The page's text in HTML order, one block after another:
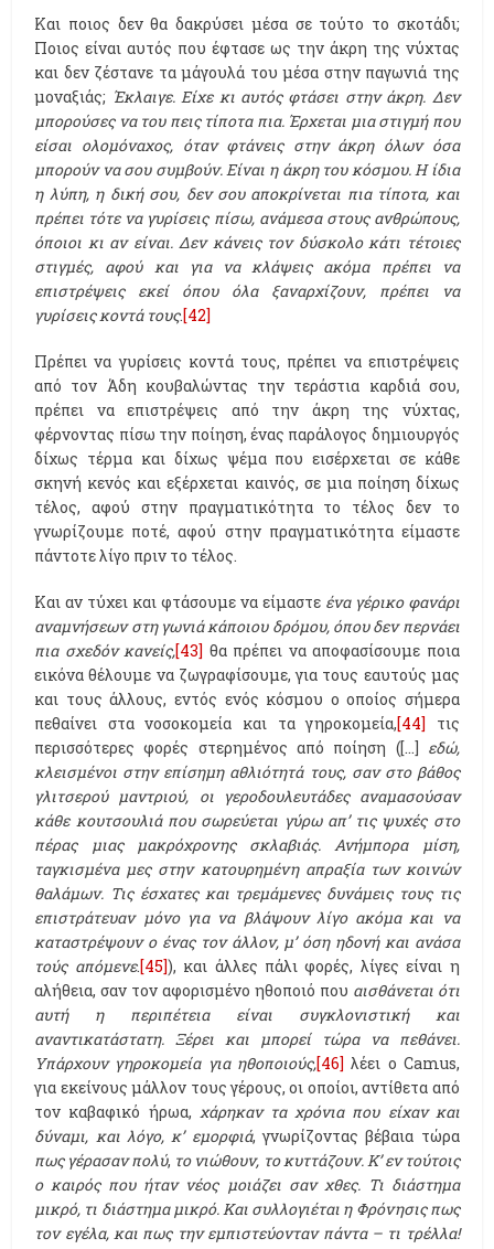
Και ποιος δεν θα δακρύσει μέσα σε τούτο το σκοτάδι;
Ποιος είναι αυτός που έφτασε ως την άκρη της νύχτας
και δεν ζέστανε τα μάγουλά του μέσα στην παγωνιά της
μοναξιάς; Έκλαιγε. Είχε κι αυτός φτάσει στην άκρη. Δεν
μπορούσες να του πεις τίποτα πια. Έρχεται μια στιγμή που
είσαι ολομόναχος, όταν φτάνεις στην άκρη όλων όσα
μπορούν να σου συμβούν. Είναι η άκρη του κόσμου. Η ίδια
η λύπη, η δική σου, δεν σου αποκρίνεται πια τίποτα, και
πρέπει τότε να γυρίσεις πίσω, ανάμεσα στους ανθρώπους,
όποιοι κι αν είναι. Δεν κάνεις τον δύσκολο κάτι τέτοιες
στιγμές, αφού και για να κλάψεις ακόμα πρέπει να
επιστρέψεις εκεί όπου όλα ξαναρχίζουν, πρέπει να
γυρίσεις κοντά τους.[42]
Πρέπει να γυρίσεις κοντά τους, πρέπει να επιστρέψεις
από τον Άδη κουβαλώντας την τεράστια καρδιά σου,
πρέπει να επιστρέψεις από την άκρη της νύχτας,
φέρνοντας πίσω την ποίηση, ένας παράλογος δημιουργός
δίχως τέρμα και δίχως ψέμα που εισέρχεται σε κάθε
σκηνή κενός και εξέρχεται καινός, σε μια ποίηση δίχως
τέλος, αφού στην πραγματικότητα το τέλος δεν το
γνωρίζουμε ποτέ, αφού στην πραγματικότητα είμαστε
πάντοτε λίγο πριν το τέλος.
Και αν τύχει και φτάσουμε να είμαστε ένα γέρικο φανάρι
αναμνήσεων στη γωνιά κάποιου δρόμου, όπου δεν περνάει
πια σχεδόν κανείς,[43] θα πρέπει να αποφασίσουμε ποια
εικόνα θέλουμε να ζωγραφίσουμε, για τους εαυτούς μας
και τους άλλους, εντός ενός κόσμου ο οποίος σήμερα
πεθαίνει στα νοσοκομεία και τα γηροκομεία,[44]
τις
περισσότερες φορές στερημένος από ποίηση ([...] εδώ,
κλεισμένοι στην επίσημη αθλιότητά τους, σαν στο βάθος
γλιτσερού μαντριού, οι γεροδουλευτάδες αναμασούσαν
κάθε κουτσουλιά που σωρεύεται γύρω απ’ τις ψυχές στο
πέρας μιας μακρόχρονης σκλαβιάς. Ανήμπορα μίση,
ταγκισμένα μες στην κατουρημένη απραξία των κοινών
θαλάμων. Τις έσχατες και τρεμάμενες δυνάμεις τους τις
επιστράτευαν μόνο για να βλάψουν λίγο ακόμα και να
καταστρέψουν ο ένας τον άλλον, μ’ όση ηδονή και ανάσα
τούς απόμενε.[45]), και άλλες πάλι φορές, λίγες είναι η
αλήθεια, σαν τον αφορισμένο ηθοποιό που αισθάνεται ότι
αυτή η περιπέτεια είναι συγκλονιστική και
αναντικατάστατη. Ξέρει και μπορεί τώρα να πεθάνει.
Υπάρχουν γηροκομεία για ηθοποιούς,[46] λέει ο Camus,
για εκείνους μάλλον τους γέρους, οι οποίοι, αντίθετα από
τον καβαφικό ήρωα, χάρηκαν τα χρόνια που είχαν και
δύναμι, και λόγο, κ’ εμορφιά, γνωρίζοντας βέβαια τώρα
πως γέρασαν πολύ, το νιώθουν, το κυττάζουν. Κ’ εν τούτοις
ο καιρός που ήταν νέος μοιάζει σαν χθες. Τι διάστημα
μικρό, τι διάστημα μικρό. Και συλλογιέται η Φρόνησις πως
τον εγέλα, και πως την εμπιστεύονταν πάντα – τι τρέλλα!